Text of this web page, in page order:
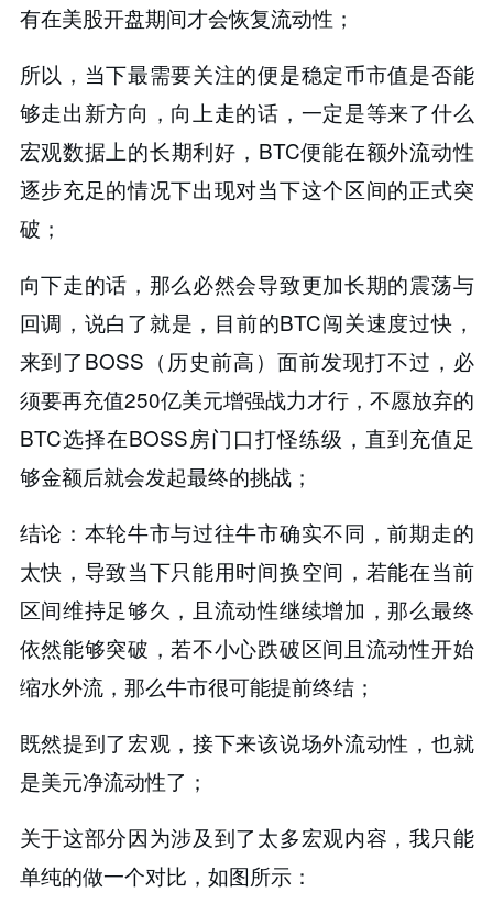
有在美股开盘期间才会恢复流动性；
所以，当下最需要关注的便是稳定币市值是否能
够走出新方向，向上走的话，一定是等来了什么
宏观数据上的长期利好，BTC便能在额外流动性
逐步充足的情况下出现对当下这个区间的正式突
破；
向下走的话，那么必然会导致更加长期的震荡与
回调，说白了就是，目前的BTC闯关速度过快，
来到了BOSS（历史前高）面前发现打不过，必
须要再充值250亿美元增强战力才行，不愿放弃的
BTC选择在BOSS房门口打怪练级，直到充值足
够金额后就会发起最终的挑战；
结论：本轮牛市与过往牛市确实不同，前期走的
太快，导致当下只能用时间换空间，若能在当前
区间维持足够久，且流动性继续增加，那么最终
依然能够突破，若不小心跌破区间且流动性开始
缩水外流，那么牛市很可能提前终结；
既然提到了宏观，接下来该说场外流动性，也就
是美元净流动性了；
关于这部分因为涉及到了太多宏观内容，我只能
单纯的做一个对比，如图所示：